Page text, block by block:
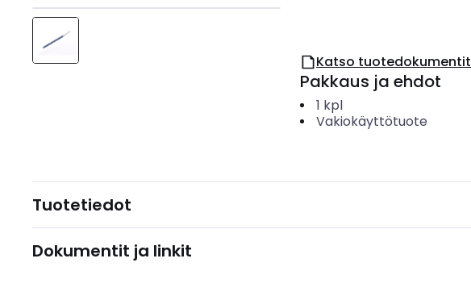
Katso tuotedokumentit
Pakkaus ja ehdot
1 kpl
Vakiokäyttötuote
Tuotetiedot
Dokumentit ja linkit